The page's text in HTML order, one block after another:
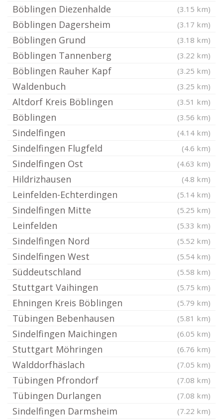
Böblingen Diezenhalde (3.15 km)
Böblingen Dagersheim (3.17 km)
Böblingen Grund (3.18 km)
Böblingen Tannenberg (3.22 km)
Böblingen Rauher Kapf (3.25 km)
Waldenbuch (3.25 km)
Altdorf Kreis Böblingen (3.51 km)
Böblingen (3.56 km)
Sindelfingen (4.14 km)
Sindelfingen Flugfeld (4.6 km)
Sindelfingen Ost (4.63 km)
Hildrizhausen (4.8 km)
Leinfelden-Echterdingen (5.14 km)
Sindelfingen Mitte (5.25 km)
Leinfelden (5.33 km)
Sindelfingen Nord (5.52 km)
Sindelfingen West (5.54 km)
Süddeutschland (5.58 km)
Stuttgart Vaihingen (5.75 km)
Ehningen Kreis Böblingen (5.79 km)
Tübingen Bebenhausen (5.81 km)
Sindelfingen Maichingen (6.05 km)
Stuttgart Möhringen (6.76 km)
Walddorfhäslach (7.05 km)
Tübingen Pfrondorf (7.08 km)
Tübingen Durlangen (7.08 km)
Sindelfingen Darmsheim (7.22 km)